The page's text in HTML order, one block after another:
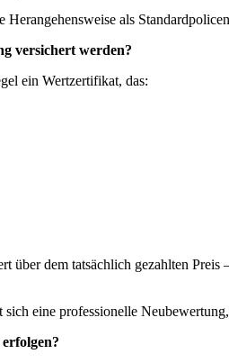
Herangehensweise als
versichert werden?
ein Wertzertifikat, das:
über dem tatsächlich gezahlten
eine professionelle